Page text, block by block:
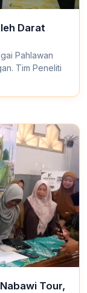
Darat
Pahlawan
Tim Peneliti
Tour,